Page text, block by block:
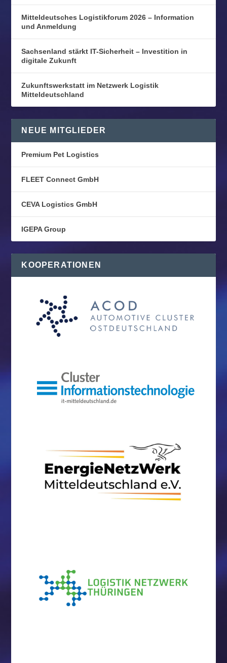
Mitteldeutsches Logistikforum 2026 – Information
und Anmeldung
Sachsenland stärkt IT-Sicherheit – Investition in
digitale Zukunft
Zukunftswerkstatt im Netzwerk Logistik
Mitteldeutschland
NEUE MITGLIEDER
Premium Pet Logistics
FLEET Connect GmbH
CEVA Logistics GmbH
IGEPA Group
KOOPERATIONEN